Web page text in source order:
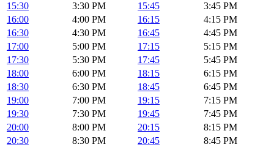
15:30
3:30 PM 15:45
3:45 PM
16:00
4:00 PM 16:15
4:15 PM
16:30
4:30 PM 16:45
4:45 PM
17:00
5:00 PM 17:15
5:15 PM
17:30
5:30 PM 17:45
5:45 PM
18:00
6:00 PM 18:15
6:15 PM
18:30
6:30 PM 18:45
6:45 PM
19:00
7:00 PM 19:15
7:15 PM
19:30
7:30 PM 19:45
7:45 PM
20:00
8:00 PM 20:15
8:15 PM
20:30
8:30 PM 20:45
8:45 PM